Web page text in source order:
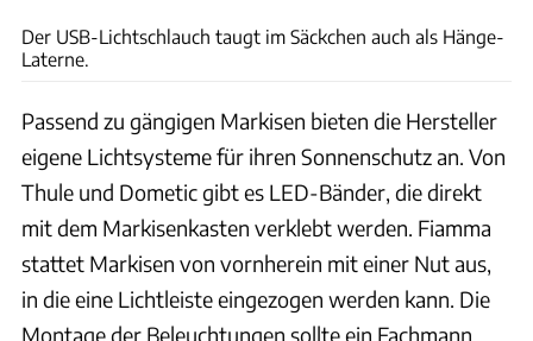
Der USB-Lichtschlauch taugt im Säckchen auch als Hänge-
Laterne.
Passend zu gängigen Markisen bieten die Hersteller
eigene Lichtsysteme für ihren Sonnenschutz an. Von
Thule und Dometic gibt es LED-Bänder, die direkt
mit dem Markisenkasten verklebt werden. Fiamma
stattet Markisen von vornherein mit einer Nut aus,
in die eine Lichtleiste eingezogen werden kann. Die
Montage der Beleuchtungen sollte ein Fachmann